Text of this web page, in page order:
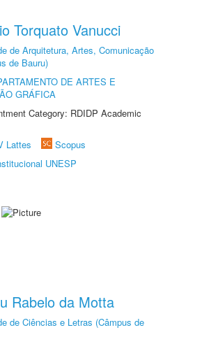
Torquato Vanucci
de Arquitetura, Artes, Comunicação
de Bauru)
DE ARTES E
GRÁFICA
Category: RDIDP Academic
Lattes
Scopus
UNESP
Rabelo da Motta
de Ciências e Letras (Câmpus de